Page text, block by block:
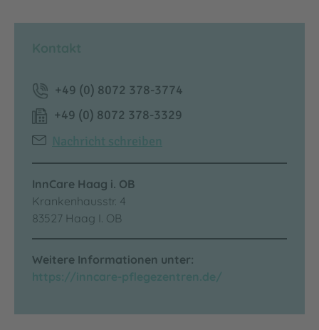
+49 (0) 8072 378-3774
+49 (0) 8072 378-3329
Nachricht schreiben
InnCare Haag i. OB
Krankenhausstr. 4
83527 Haag I. OB
Weitere Informationen unter:
https://inncare-pflegezentren.de/